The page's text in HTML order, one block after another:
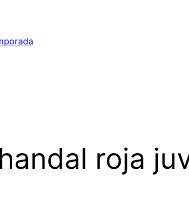
roja